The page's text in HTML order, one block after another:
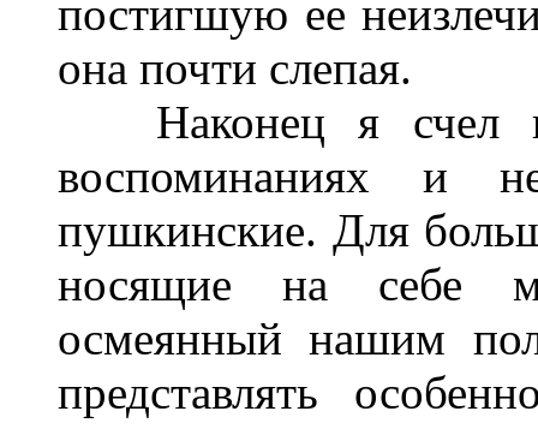
постигшую ее
она почти слепая.
Наконец я счел
воспоминаниях и
пушкинские. Для
носящие на себе
осмеянный нашим
представлять